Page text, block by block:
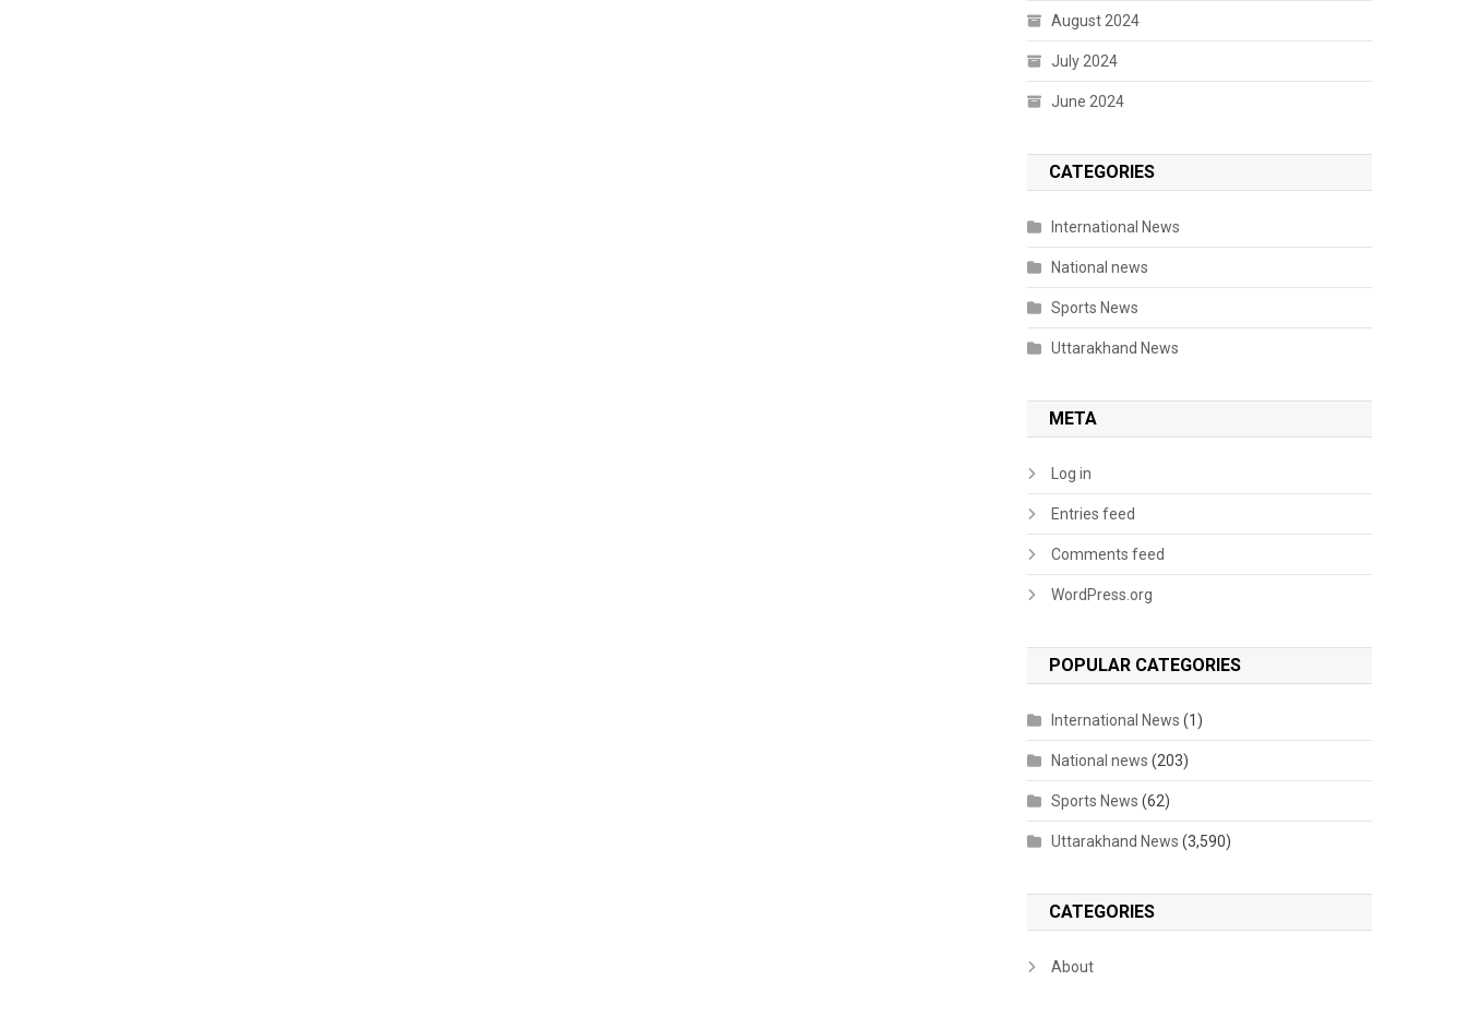
August 2024
July 2024
June 2024
CATEGORIES
International News
National news
Sports News
Uttarakhand News
META
Log in
Entries feed
Comments feed
WordPress.org
POPULAR CATEGORIES
International News (1)
National news (203)
Sports News (62)
Uttarakhand News (3,590)
CATEGORIES
About